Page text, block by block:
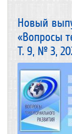
Новый
«Вопросы
Т. 9, № 3,